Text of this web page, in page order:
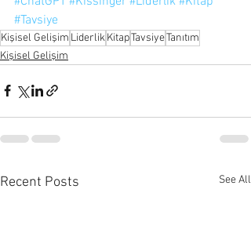
#Tavsiye
Kişisel Gelişim LiderlikKitapTavsiyeTanıtım
Kişisel Gelişim
Recent Posts See All